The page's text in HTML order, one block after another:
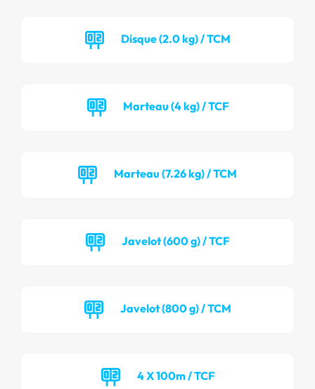
Disque (2.0 kg) / TCM
Marteau (4 kg) / TCF
Marteau (7.26 kg) / TCM
Javelot (600 g) / TCF
Javelot (800 g) / TCM
4 X 100m / TCF